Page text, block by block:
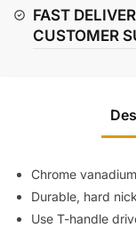
FAST
CUSTOMER
Chrome
Durable, hard
Use T-handle